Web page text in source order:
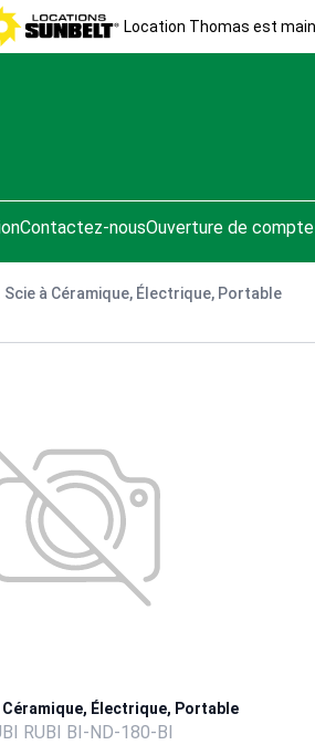
Location Thomas est
Contactez-nousOuverture de compte
Scie à Céramique, Électrique, Portable
Céramique, Électrique, Portable
RUBI BI-ND-180-BI